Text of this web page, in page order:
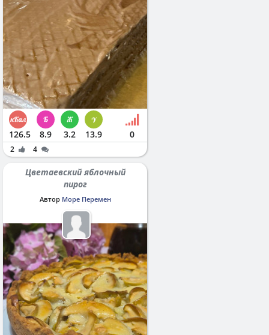
126.5 8.9 3.2 13.9 0
2 4
Цветаевский яблочный
пирог
Автор Море Перемен